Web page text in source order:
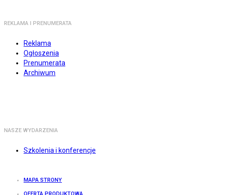
REKLAMA I PRENUMERATA
Reklama
Ogłoszenia
Prenumerata
Archiwum
NASZE WYDARZENIA
Szkolenia i konferencje
MAPA STRONY